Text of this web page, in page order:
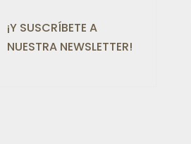
¡Y SUSCRÍBETE A
NUESTRA NEWSLETTER!